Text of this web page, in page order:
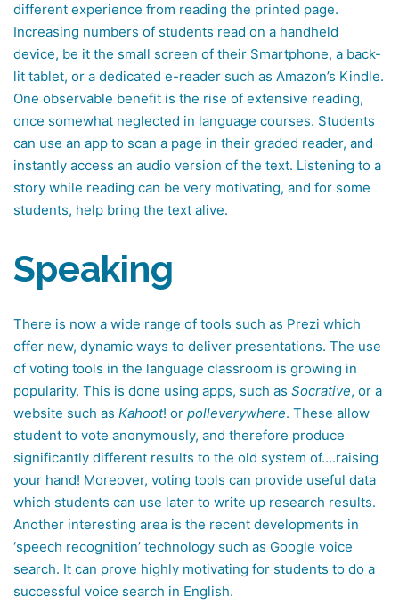
different experience from reading the printed page.
Increasing numbers of students read on a handheld
device, be it the small screen of their Smartphone, a back-
lit tablet, or a dedicated e-reader such as Amazon’s Kindle.
One observable benefit is the rise of extensive reading,
once somewhat neglected in language courses. Students
can use an app to scan a page in their graded reader, and
instantly access an audio version of the text. Listening to a
story while reading can be very motivating, and for some
students, help bring the text alive.
Speaking
There is now a wide range of tools such as Prezi which
offer new, dynamic ways to deliver presentations. The use
of voting tools in the language classroom is growing in
popularity. This is done using apps, such as Socrative, or a
website such as Kahoot! or polleverywhere. These allow
student to vote anonymously, and therefore produce
significantly different results to the old system of….raising
your hand! Moreover, voting tools can provide useful data
which students can use later to write up research results.
Another interesting area is the recent developments in
‘speech recognition’ technology such as Google voice
search. It can prove highly motivating for students to do a
successful voice search in English.